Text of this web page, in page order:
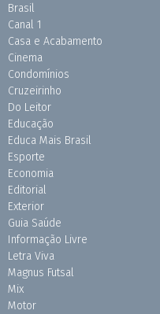
Brasil
Canal 1
Casa e Acabamento
Cinema
Condomínios
Cruzeirinho
Do Leitor
Educação
Educa Mais Brasil
Esporte
Economia
Editorial
Exterior
Guia Saúde
Informação Livre
Letra Viva
Magnus Futsal
Mix
Motor